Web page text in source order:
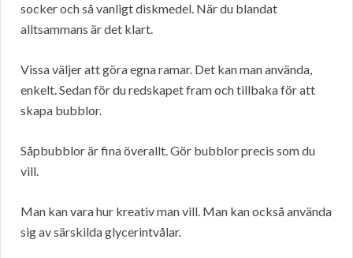
socker och så vanligt diskmedel. När du blandat
alltsammans är det klart.
Vissa väljer att göra egna ramar. Det kan man använda,
enkelt. Sedan för du redskapet fram och tillbaka för att
skapa bubblor.
Såpbubblor är fina överallt. Gör bubblor precis som du
vill.
Man kan vara hur kreativ man vill. Man kan också använda
sig av särskilda glycerintvålar.